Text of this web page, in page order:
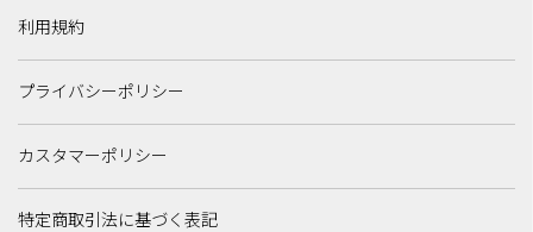
利用規約
プライバシーポリシー
カスタマーポリシー
特定商取引法に基づく表記